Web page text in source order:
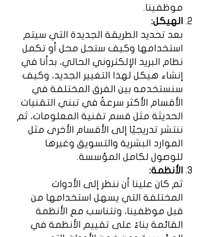
موظفينا.
الهيكل:
بعد تحديد الطريقة الجديدة التي سيتم
استخدامها وكيف ستحل محل أو تكمل
نظام البريد الإلكتروني الحالي، بدأنا في
إنشاء هيكل لهذا التغيير الجديد، وكيف
سنستخدمه بين الفرق المختلفة في
الأقسام الأكثر سرعةً في تبني التقنيات
الحديثة مثل قسم تقنية المعلومات، ثم
ننتشر تدريجيًا إلى الأقسام الأخرى مثل
الموارد البشرية والتسويق وغيرها
للوصول لكامل المؤسسة.
الأنظمة:
ثم كان علينا أن ننظر إلى الأدوات
المختلفة التي يسهل استخدامها من
قبل موظفينا، وتتناسب مع الأنظمة
القائمة بناءً على تقييم الأنظمة في